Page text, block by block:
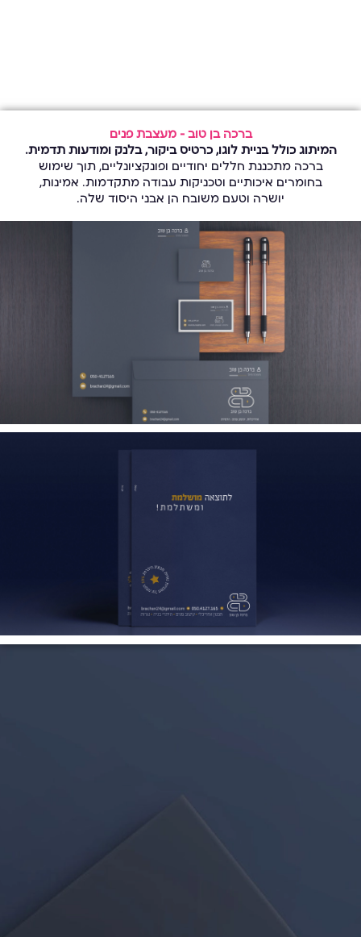
ברכה בן טוב – מעצבת פנים
המיתוג כולל בניית לוגו, כרטיס ביקור, בלנק ומודעות תדמית.
ברכה מתכננת חללים יחודיים ופונקציונליים, תוך שימוש
בחומרים איכותיים וטכניקות עבודה מתקדמות. אמינות,
יושרה וטעם משובח הן אבני היסוד שלה.